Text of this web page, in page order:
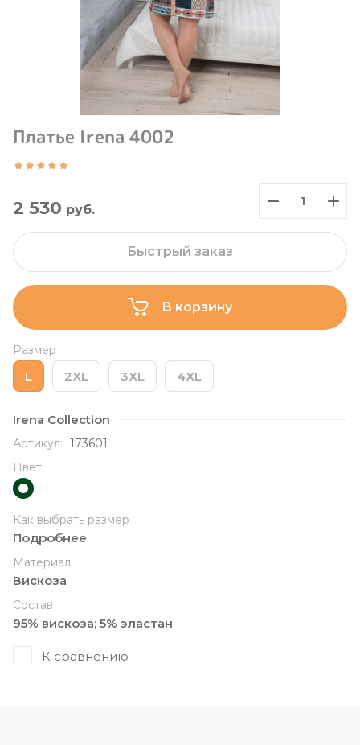
Платье Irena 4002
2 530 руб.
В корзину
Быстрый заказ
Размер
L 2XL 3XL 4XL
Irena Collection
Артикул: 173601
Цвет
Как выбрать размер
Подробнее
Материал
Вискоза
Состав
95% вискоза; 5% эластан
К сравнению